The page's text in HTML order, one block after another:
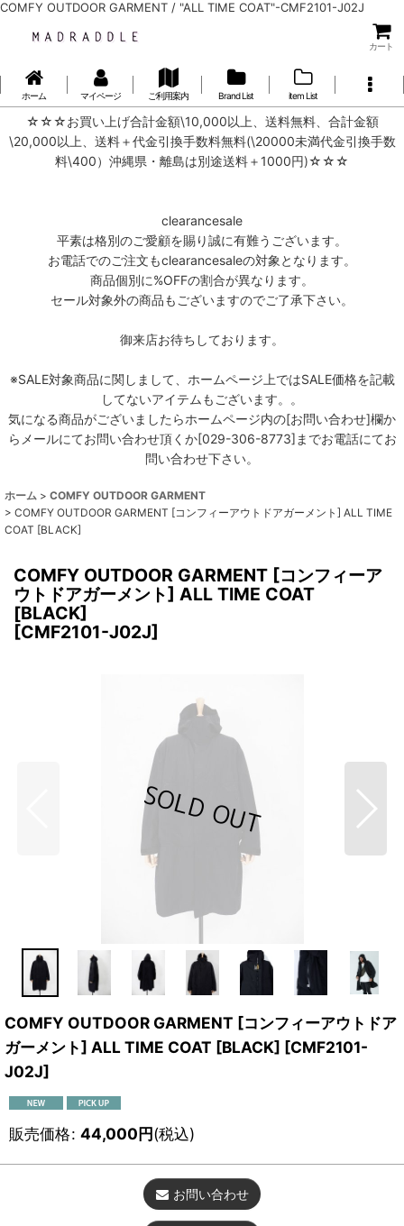
COMFY OUTDOOR GARMENT / "ALL TIME COAT"-CMF2101-J02J
カート
ホーム マイページ ご利用案内 Brand List item List
☆☆☆お買い上げ合計金額\10,000以上、送料無料、合計金額
\20,000以上、送料＋代金引換手数料無料(\20000未満代金引換手数
料\400）沖縄県・離島は別途送料＋1000円)☆☆☆
clearancesale
平素は格別のご愛顧を賜り誠に有難うございます。
お電話でのご注文もclearancesaleの対象となります。
商品個別に%OFFの割合が異なります。
セール対象外の商品もございますのでご了承下さい。
御来店お待ちしております。
※SALE対象商品に関しまして、ホームページ上ではSALE価格を記載
してないアイテムもございます。。
気になる商品がございましたらホームページ内の[お問い合わせ]欄か
らメールにてお問い合わせ頂くか[029-306-8773]までお電話にてお
問い合わせ下さい。
ホーム > COMFY OUTDOOR GARMENT
> COMFY OUTDOOR GARMENT [コンフィーアウトドアガーメント] ALL TIME
COAT [BLACK]
COMFY OUTDOOR GARMENT [コンフィーア
ウトドアガーメント] ALL TIME COAT
[BLACK]
[CMF2101-J02J]
COMFY OUTDOOR GARMENT [コンフィーアウトドア
ガーメント] ALL TIME COAT [BLACK] [CMF2101-
J02J]
販売価格: 44,000円(税込)
お問い合わせ